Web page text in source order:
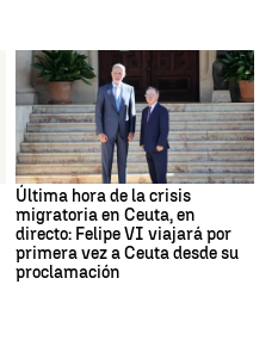
Última hora de la crisis
migratoria en Ceuta, en
directo: Felipe VI viajará por
primera vez a Ceuta desde su
proclamación